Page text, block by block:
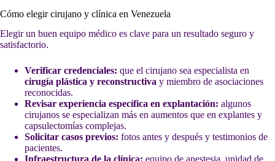
Cómo elegir cirujano y clínica en Venezuela
Elegir un buen equipo médico es clave para un resultado seguro y
satisfactorio.
Verificar credenciales: que el cirujano sea especialista en
cirugía plástica y reconstructiva y miembro de asociaciones
reconocidas.
Revisar experiencia específica en explantación: algunos
cirujanos se especializan más en aumentos que en explantes y
capsulectomías complejas.
Solicitar casos previos: fotos antes y después y testimonios de
pacientes.